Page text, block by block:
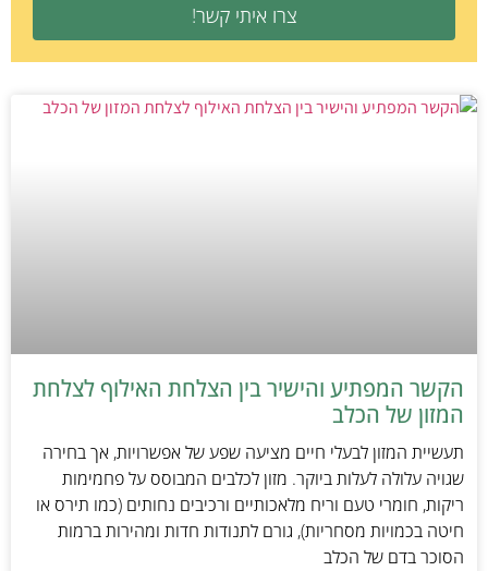
צרו איתי קשר!
הקשר המפתיע והישיר בין הצלחת האילוף לצלחת
המזון של הכלב
תעשיית המזון לבעלי חיים מציעה שפע של אפשרויות, אך בחירה
שגויה עלולה לעלות ביוקר. מזון לכלבים המבוסס על פחמימות
ריקות, חומרי טעם וריח מלאכותיים ורכיבים נחותים (כמו תירס או
חיטה בכמויות מסחריות), גורם לתנודות חדות ומהירות ברמות
הסוכר בדם של הכלב